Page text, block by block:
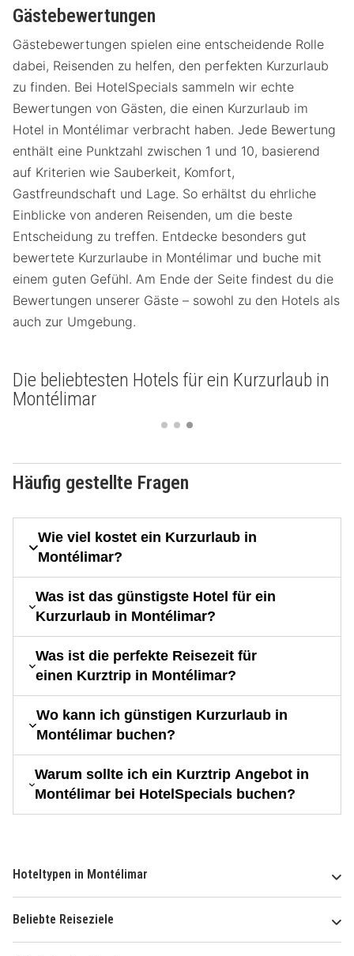
Gästebewertungen
Gästebewertungen spielen eine entscheidende Rolle
dabei, Reisenden zu helfen, den perfekten Kurzurlaub
zu finden. Bei HotelSpecials sammeln wir echte
Bewertungen von Gästen, die einen Kurzurlaub im
Hotel in Montélimar verbracht haben. Jede Bewertung
enthält eine Punktzahl zwischen 1 und 10, basierend
auf Kriterien wie Sauberkeit, Komfort,
Gastfreundschaft und Lage. So erhältst du ehrliche
Einblicke von anderen Reisenden, um die beste
Entscheidung zu treffen. Entdecke besonders gut
bewertete Kurzurlaube in Montélimar und buche mit
einem guten Gefühl. Am Ende der Seite findest du die
Bewertungen unserer Gäste – sowohl zu den Hotels als
auch zur Umgebung.
Die beliebtesten Hotels für ein Kurzurlaub in
Montélimar
Häufig gestellte Fragen
Wie viel kostet ein Kurzurlaub in
Montélimar?
Was ist das günstigste Hotel für ein
Kurzurlaub in Montélimar?
Was ist die perfekte Reisezeit für
einen Kurztrip in Montélimar?
Wo kann ich günstigen Kurzurlaub in
Montélimar buchen?
Warum sollte ich ein Kurztrip Angebot in
Montélimar bei HotelSpecials buchen?
Hoteltypen in Montélimar
Beliebte Reiseziele